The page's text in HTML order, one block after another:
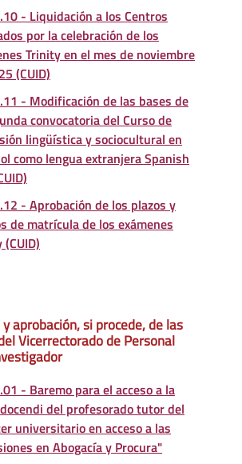
- Liquidación a los Centros
por la celebración de los
Trinity en el mes de noviembre
(CUID)
- Modificación de las bases de
convocatoria del Curso de
lingüística y sociocultural en
como lengua extranjera Spanish
- Aprobación de los plazos y
de matrícula de los exámenes
aprobación, si procede, de las
Vicerrectorado de Personal
- Baremo para el acceso a la
del profesorado tutor del
universitario en acceso a las
en Abogacía y Procura"